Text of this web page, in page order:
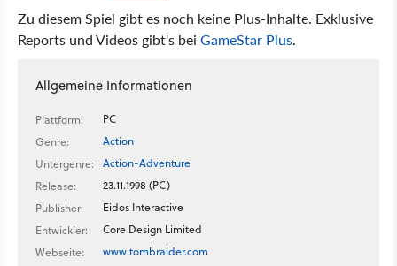
Zu diesem Spiel gibt es noch keine Plus-Inhalte. Exklusive
Reports und Videos gibt's bei GameStar Plus.
Allgemeine Informationen
Plattform:
PC
Genre:
Action
Untergenre:
Action-Adventure
Release:
23.11.1998 (PC)
Publisher:
Eidos Interactive
Entwickler:
Core Design Limited
Webseite:
www.tombraider.com